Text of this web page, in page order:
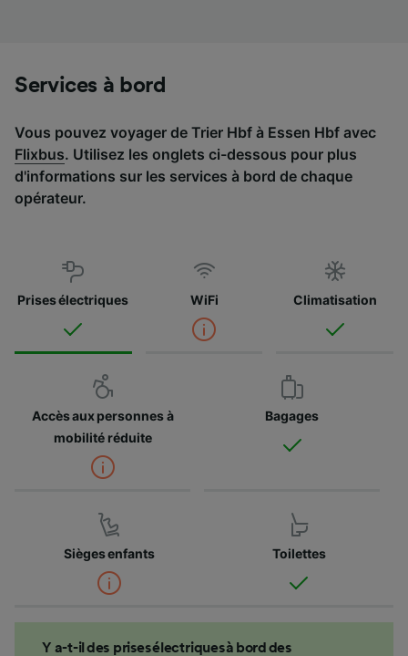
Services à bord
Vous pouvez voyager de Trier Hbf à Essen Hbf avec
Flixbus. Utilisez les onglets ci-dessous pour plus
d'informations sur les services à bord de chaque
opérateur.
Prises électriques WiFi Climatisation
Accès aux personnes à
mobilité réduite
Bagages
Sièges enfants Toilettes
Y a-t-il des prises électriques à bord des